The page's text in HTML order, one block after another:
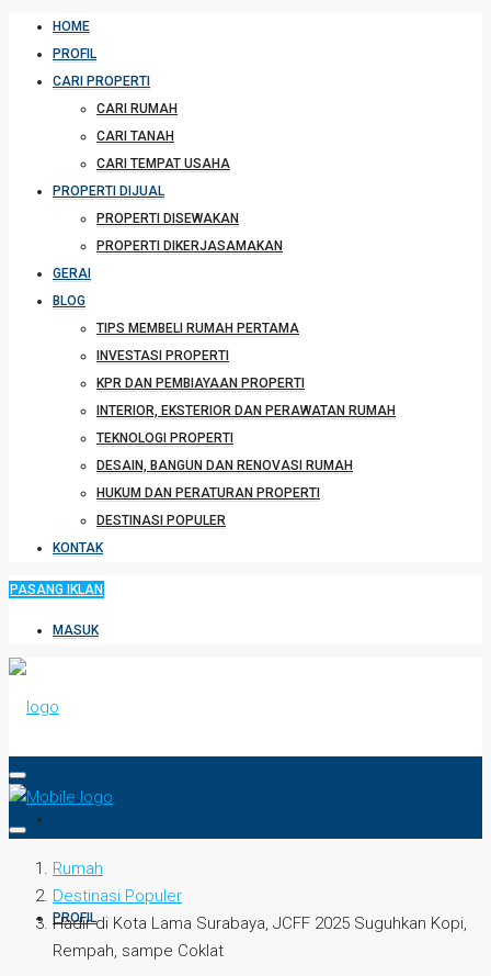
HOME
PROFIL
CARI PROPERTI
CARI RUMAH
CARI TANAH
CARI TEMPAT USAHA
PROPERTI DIJUAL
PROPERTI DISEWAKAN
PROPERTI DIKERJASAMAKAN
GERAI
BLOG
TIPS MEMBELI RUMAH PERTAMA
INVESTASI PROPERTI
KPR DAN PEMBIAYAAN PROPERTI
INTERIOR, EKSTERIOR DAN PERAWATAN RUMAH
TEKNOLOGI PROPERTI
DESAIN, BANGUN DAN RENOVASI RUMAH
HUKUM DAN PERATURAN PROPERTI
DESTINASI POPULER
KONTAK
PASANG IKLAN
MASUK
PROFIL
Rumah
Destinasi Populer
Hadir di Kota Lama Surabaya, JCFF 2025 Suguhkan Kopi,
Rempah, sampe Coklat